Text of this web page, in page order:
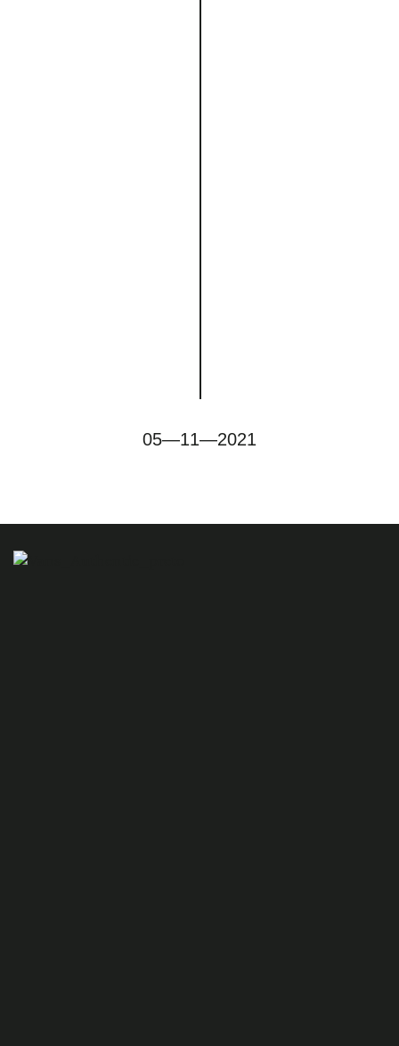
05—11—2021